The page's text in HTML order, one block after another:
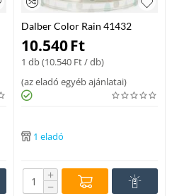
Dalber Color Rain 41432
Gyerek Fuggesztek Feher
Muanyag 1 X E27 Max 60W
E27 lámpa
10.540Ft
1 db (10.540 Ft/ db)
(az eladó egyéb ajánlatai)
1 eladó
+
−